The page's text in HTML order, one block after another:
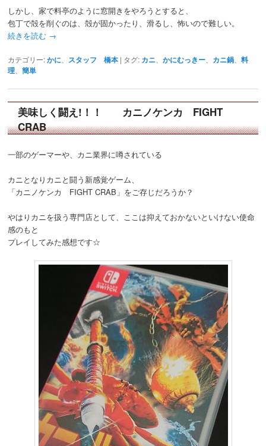
しかし、家で料亭のように窓開きをやろうとすると、
包丁で殻を削ぐのは、殻が固かったり、滑るし、怖いので難しい。
続きを読む →
カテゴリー: かに、 スタッフ 橋本 | タグ: カニ、かにむっきー、 カニ鍋、料
理、簡単
美味しく闘え!！！ カニノケンカ FIGHT
CRAB
一部のゲーマーや、カニ業界に噂されている
カニとなりカニと闘う新感覚ゲーム、
「カニノケンカ FIGHT CRAB」をご存じだろうか？
やはりカニを扱う専門店として、ここは抑えておかないといけない使命
感のもと
プレイしてみた感想です☆